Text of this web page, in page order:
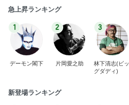
急上昇ランキング
1
デーモン閣下
2
片岡愛之助
3
林下清志(ビッ
グダディ)
新登場ランキング